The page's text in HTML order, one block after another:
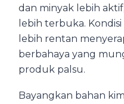
dan minyak lebih
lebih terbuka.
lebih rentan
berbahaya yang
produk palsu.
Bayangkan bahan